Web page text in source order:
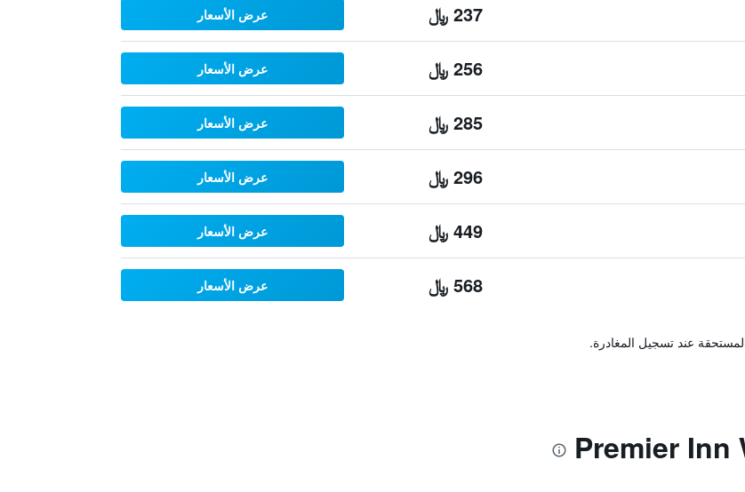
237 ﷼ عرض الأسعار
256 ﷼ عرض الأسعار
285 ﷼ عرض الأسعار
296 ﷼ عرض الأسعار
449 ﷼ عرض الأسعار
568 ﷼ عرض الأسعار
عند تسجيل المغادرة.